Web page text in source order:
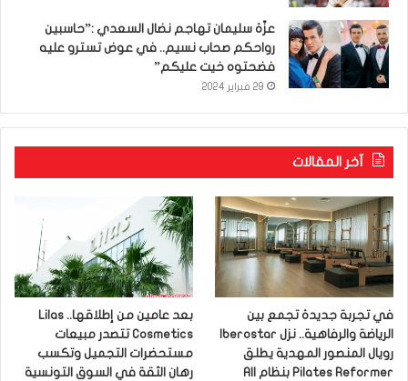
عزّة سليمان تهاجم نضال السعدي :”حاسبين
رواحكم صحاب نسيم.. في عوض تسترو عليه
فضحتوه خيت عليكم”
29 فبراير 2024
آخر المقالات
في تجربة جديدة تجمع بين
رويال المنصور المهدية يطلق
Pilates Reformer بنظام All
بعد عامين من إطلاقها.. Lilas
Cosmetics تتصدر مبيعات
مستحضرات التجميل وتكسب
رهان الثقة في السوق التونسية